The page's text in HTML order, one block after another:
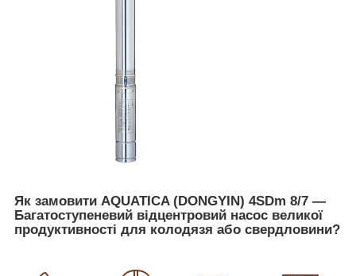
Як замовити AQUATICA (DONGYIN) 4SDm 8/7 —
Багатоступеневий відцентровий насос великої
продуктивності для колодязя або свердловини?